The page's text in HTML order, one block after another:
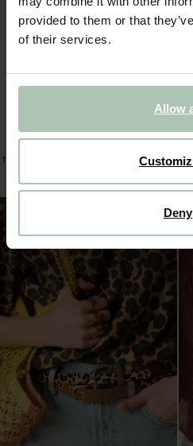
provided to them or that
of their services.
Allow
Deny
Gouden riem met goudkleurige gesp
1 1
-